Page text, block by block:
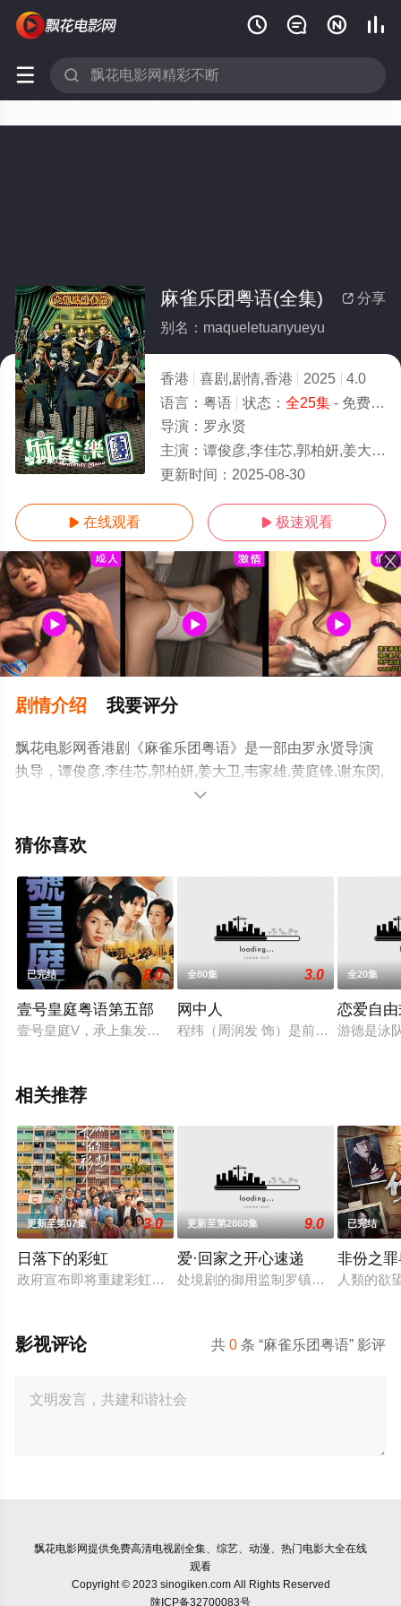
   
 
全25集/全集
 分享
麻雀乐团粤语(全集)
别名：maqueletuanyueyu
香港 喜剧,剧情,香港 2025
4.0
语言： 粤语 状态： 全25集- 免费在线观看
导演： 罗永贤
主演： 谭俊彦,李佳芯,郭柏妍,姜大卫,韦家雄,黄庭锋,谢东闵,何启南,胡敏芝,梁荺苓,郭子健,吴兆麟,冼灏英,潘芳芳,嘉骏,廖家爵,庄易羚,张汉斌
更新时间： 2025-08-30
 在线观看  极速观看
剧情介绍 我要评分
飘花电影网香港剧《麻雀乐团粤语》是一部由罗永贤导演
执导，谭俊彦,李佳芯,郭柏妍,姜大卫,韦家雄,黄庭锋,谢东闵,
何启南,胡敏芝,梁荺苓,郭子健,吴兆麟,冼灏英,潘芳芳,嘉骏,
局剧情已揭晓（全25集），手机免费观看高清无删减完整
电视剧、电视猫或剧情网等平台了解。

猜你喜欢
已完结 8.0
壹号皇庭粤语第五部
壹号皇庭V，承上集发展，再续种种错综复杂的都市恋情……余
全80集 3.0
网中人
程纬（周润发 饰）是前途无量的大
全20集
恋爱自
游德是泳
相关推荐
更新至第07集 3.0
日落下的彩虹
政府宣布即将重建彩虹邨──这条超过60年的名牌屋邨，满载香
更新至第2868集 9.0
爱·回家之开心速递
处境剧的御用监制罗镇岳开拍的处境
已完结
非份之
人類的欲
共0 条 “麻雀乐团粤语” 影评
影视评论
飘花电影网提供免费高清电视剧全集、综艺、动漫、热门电影大全在线
观看
Copyright © 2023 sinogiken.com All Rights Reserved
陕ICP备32700083号